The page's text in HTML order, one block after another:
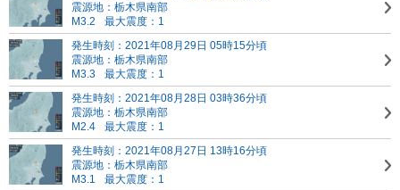
震源地：栃木県南部
M3.2
最大震度：1
発生時刻：2021年08月29日 05時15分頃
震源地：栃木県南部
M3.3
最大震度：1
発生時刻：2021年08月28日 03時36分頃
震源地：栃木県南部
M2.4
最大震度：1
発生時刻：2021年08月27日 13時16分頃
震源地：栃木県南部
M3.1
最大震度：1